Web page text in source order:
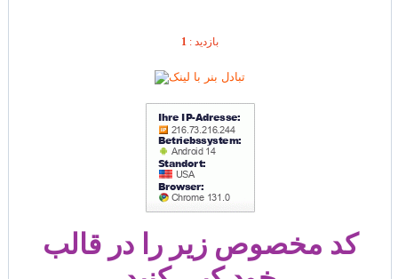
بازديد : 1
کد مخصوص زیر را در قالب